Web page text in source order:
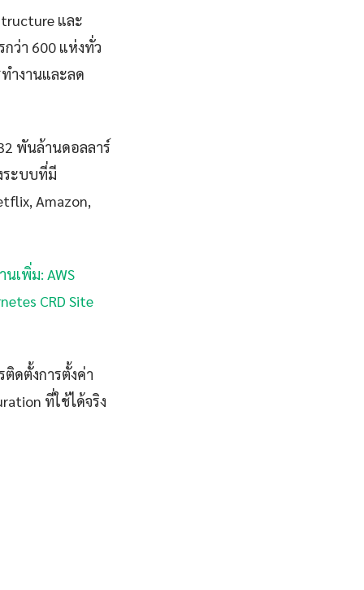
และ
ว่า 600 แห่งทั่ว
ำงานและลด
พันล้านดอลลาร์
ระบบที่มี
Amazon,
นเพิ่ม: AWS
CRD Site
ดตั้งการตั้งค่า
ที่ใช้ได้จริง